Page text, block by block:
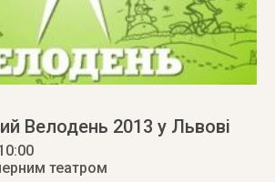
Велодень 2013 у Львові
театром